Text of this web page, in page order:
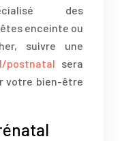
des
enceinte ou
suivre une
postnatal sera
votre bien-être